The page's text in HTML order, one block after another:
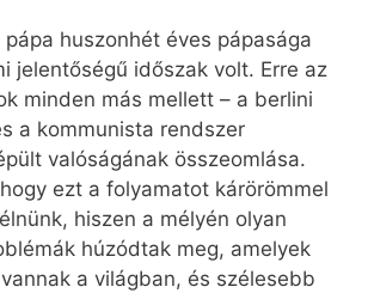
pápa huszonhét éves pápasága
jelentőségű időszak volt. Erre az
minden más mellett – a berlini
a kommunista rendszer
valóságának összeomlása.
ezt a folyamatot kárörömmel
hiszen a mélyén olyan
húzódtak meg, amelyek
a világban, és szélesebb